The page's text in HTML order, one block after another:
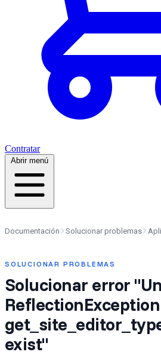
Contratar
Abrir menú
Documentación Solucionar problemas
SOLUCIONAR PROBLEMAS
Solucionar error
exist"